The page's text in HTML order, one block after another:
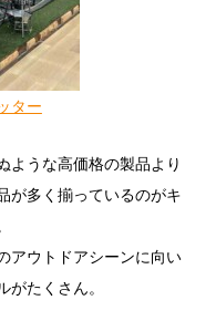
ター
ような高価格の製品より
が多く揃っているのがキ
アウトドアシーンに向い
たくさん。